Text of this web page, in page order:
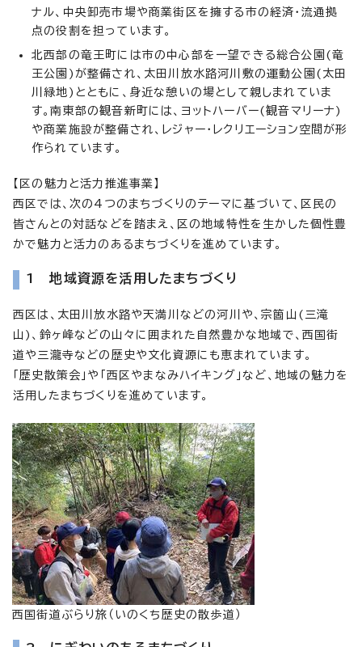
ナル、中央卸売市場や商業街区を擁する市の経済・流通拠
点の役割を担っています。
北西部の竜王町には市の中心部を一望できる総合公園(竜
王公園)が整備され、太田川放水路河川敷の運動公園(太田
川緑地)とともに、身近な憩いの場として親しまれていま
す。南東部の観音新町には、ヨットハーバー(観音マリーナ)
や商業施設が整備され、レジャー・レクリエーション空間が形
作られています。
【区の魅力と活力推進事業】
西区では、次の4つのまちづくりのテーマに基づいて、区民の
皆さんとの対話などを踏まえ、区の地域特性を生かした個性豊
かで魅力と活力のあるまちづくりを進めています。
1 地域資源を活用したまちづくり
西区は、太田川放水路や天満川などの河川や、宗箇山(三滝
山)、鈴ヶ峰などの山々に囲まれた自然豊かな地域で、西国街
道や三瀧寺などの歴史や文化資源にも恵まれています。
「歴史散策会」や「西区やまなみハイキング」など、地域の魅力を
活用したまちづくりを進めています。
西国街道ぶらり旅（いのくち歴史の散歩道）